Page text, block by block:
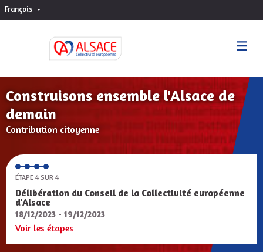
Français Choisir la langue
Construisons ensemble l'Alsace de
demain
Contribution citoyenne
ÉTAPE 4 SUR 4
Délibération du Conseil de la Collectivité européenne
d'Alsace
18/12/2023 - 19/12/2023
Voir les étapes